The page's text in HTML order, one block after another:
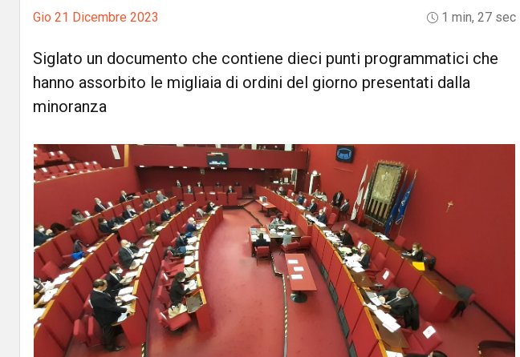
Gio 21 Dicembre 2023 1 min, 27 sec
Siglato un documento che contiene dieci punti programmatici che
hanno assorbito le migliaia di ordini del giorno presentati dalla
minoranza